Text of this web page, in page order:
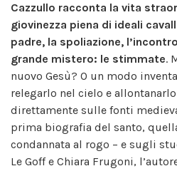
Cazzullo racconta la vita
giovinezza piena di ideali
padre, la spoliazione,
grande mistero: le stimmate.
nuovo Gesù? O un modo
relegarlo nel cielo e
direttamente sulle fonti
prima biografia del santo,
condannata al rogo – e sugli
Le Goff e Chiara Frugoni,